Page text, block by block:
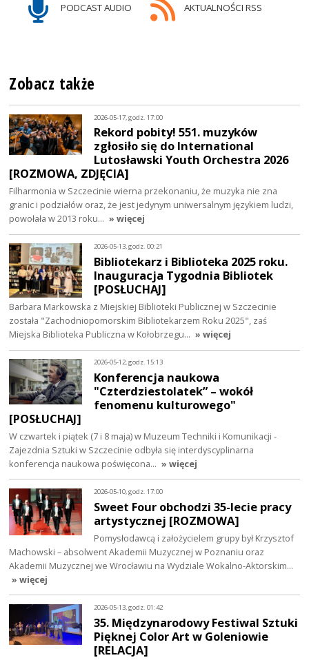
PODCAST AUDIO AKTUALNOŚCI RSS
Zobacz także
2026-05-17, godz. 17:00
Rekord pobity! 551. muzyków
zgłosiło się do International
Lutosławski Youth Orchestra 2026
[ROZMOWA, ZDJĘCIA]
Filharmonia w Szczecinie wierna przekonaniu, że muzyka nie zna
granic i podziałów oraz, że jest jedynym uniwersalnym językiem ludzi,
powołała w 2013 roku… » więcej
2026-05-13, godz. 00:21
Bibliotekarz i Biblioteka 2025 roku.
Inauguracja Tygodnia Bibliotek
[POSŁUCHAJ]
Barbara Markowska z Miejskiej Biblioteki Publicznej w Szczecinie
została "Zachodniopomorskim Bibliotekarzem Roku 2025", zaś
Miejska Biblioteka Publiczna w Kołobrzegu… » więcej
2026-05-12, godz. 15:13
Konferencja naukowa
"Czterdziestolatek” – wokół
fenomenu kulturowego"
[POSŁUCHAJ]
W czwartek i piątek (7 i 8 maja) w Muzeum Techniki i Komunikacji -
Zajezdnia Sztuki w Szczecinie odbyła się interdyscyplinarna
konferencja naukowa poświęcona… » więcej
2026-05-10, godz. 17:00
Sweet Four obchodzi 35-lecie pracy
artystycznej [ROZMOWA]
Pomysłodawcą i założycielem grupy był Krzysztof
Machowski – absolwent Akademii Muzycznej w Poznaniu oraz
Akademii Muzycznej we Wrocławiu na Wydziale Wokalno-Aktorskim…
» więcej
2026-05-13, godz. 01:42
35. Międzynarodowy Festiwal Sztuki
Pięknej Color Art w Goleniowie
[RELACJA]